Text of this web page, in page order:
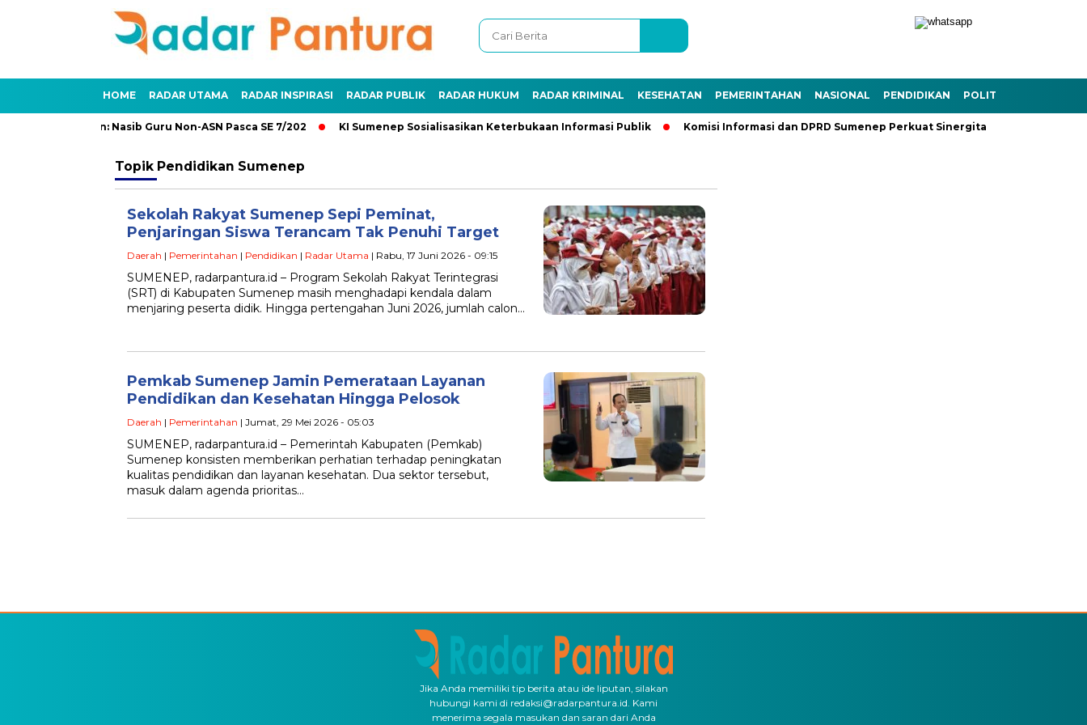
HOME RADAR UTAMA RADAR INSPIRASI RADAR PUBLIK RADAR HUKUM RADAR KRIMINAL KESEHATAN PEMERINTAHAN NASIONAL PENDIDIKAN POLITIK
Penundaan: Nasib Guru Non-ASN Pasca SE 7/202 KI Sumenep Sosialisasikan Keterbukaan Informasi Publik Komisi Informasi dan DPRD Sumenep Perkuat Sinergitas
Topik Pendidikan Sumenep
Sekolah Rakyat Sumenep Sepi Peminat,
Penjaringan Siswa Terancam Tak Penuhi Target
Daerah | Pemerintahan | Pendidikan | Radar Utama | Rabu, 17 Juni 2026 - 09:15
SUMENEP, radarpantura.id – Program Sekolah Rakyat Terintegrasi
(SRT) di Kabupaten Sumenep masih menghadapi kendala dalam
menjaring peserta didik. Hingga pertengahan Juni 2026, jumlah calon…
Pemkab Sumenep Jamin Pemerataan Layanan
Pendidikan dan Kesehatan Hingga Pelosok
Daerah | Pemerintahan | Jumat, 29 Mei 2026 - 05:03
SUMENEP, radarpantura.id – Pemerintah Kabupaten (Pemkab)
Sumenep konsisten memberikan perhatian terhadap peningkatan
kualitas pendidikan dan layanan kesehatan. Dua sektor tersebut,
masuk dalam agenda prioritas…
Jika Anda memiliki tip berita atau ide liputan, silakan
hubungi kami di redaksi@radarpantura.id. Kami
menerima segala masukan dan saran dari Anda